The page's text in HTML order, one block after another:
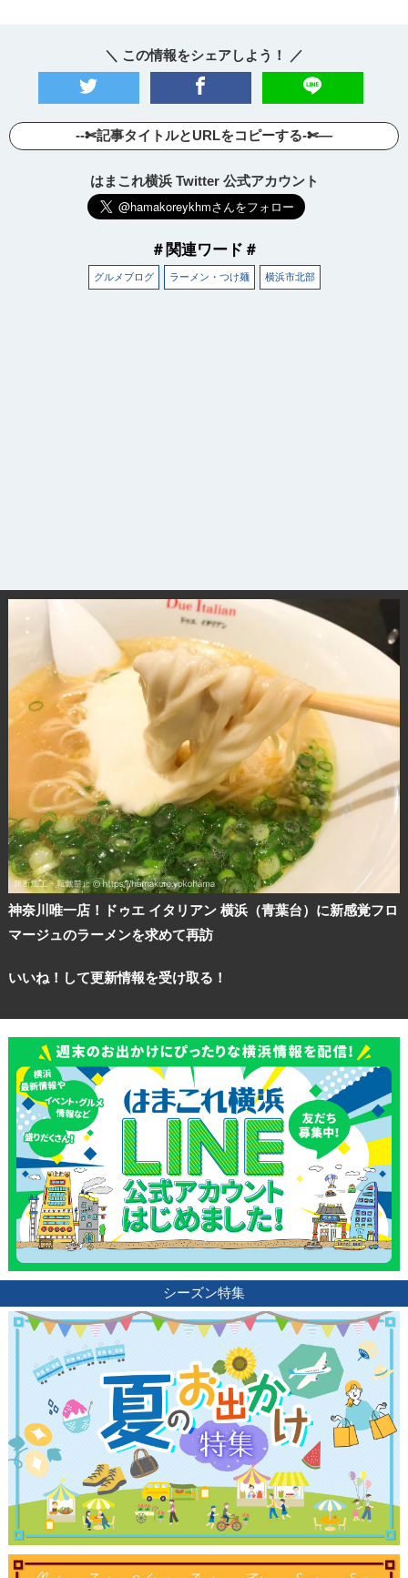
＼ この情報をシェアしよう！ ／
--✄記事タイトルとURLをコピーする-✄—
はまこれ横浜 Twitter 公式アカウント
＃関連ワード＃
グルメブログ ラーメン・つけ麺 横浜市北部
神奈川唯一店！ドゥエ イタリアン 横浜（青葉台）に新感覚フロ
マージュのラーメンを求めて再訪
いいね！して更新情報を受け取る！
シーズン特集
観光ガイド
ランキング
ブログ記事
サイトについて